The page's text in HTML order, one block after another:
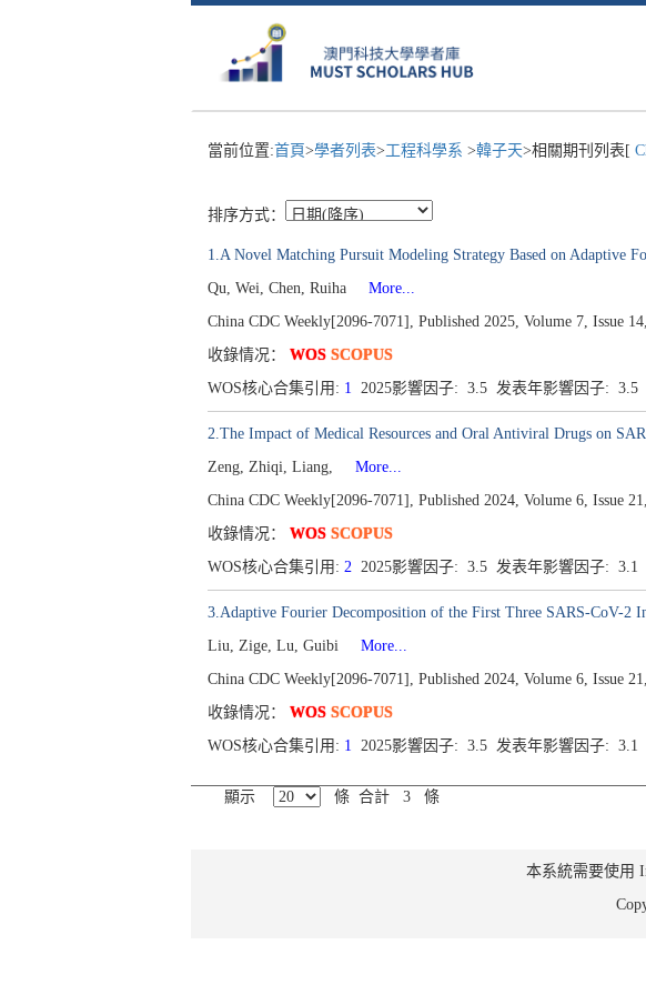
當前位置:首頁>學者列表>工程科學系 >韓子天>相關期刊列表[
排序方式：
1.A Novel Matching Pursuit Modeling Strategy Based on Adaptive
Qu, Wei, Chen, Ruiha
More...
China CDC Weekly[2096-7071], Published 2025, Volume 7, Issue
收錄情况： WOS SCOPUS
WOS核心合集引用: 1 2025影響因子: 3.5 发表年影響因子: 3.5
2.The Impact of Medical Resources and Oral Antiviral Drugs on
Zeng, Zhiqi, Liang,
More...
China CDC Weekly[2096-7071], Published 2024, Volume 6, Issue
收錄情况： WOS SCOPUS
WOS核心合集引用: 2 2025影響因子: 3.5 发表年影響因子: 3.1
3.Adaptive Fourier Decomposition of the First Three SARS-CoV-
Liu, Zige, Lu, Guibi
More...
China CDC Weekly[2096-7071], Published 2024, Volume 6, Issue
收錄情况： WOS SCOPUS
WOS核心合集引用: 1 2025影響因子: 3.5 发表年影響因子: 3.1
顯示
條 合計 3 條
本系統需要使用